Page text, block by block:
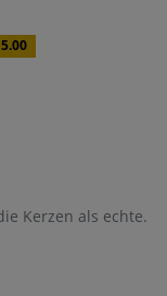
5.00
Kerzen als echte.